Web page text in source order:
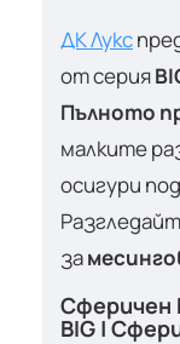
ДК Лукс
от серия
Пълното
малките
осигури
за
Сферичен
BIG |